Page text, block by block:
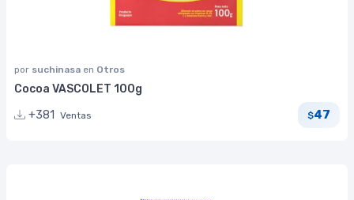
por suchinasa en Otros
Cocoa VASCOLET 100g
+381
Ventas $47